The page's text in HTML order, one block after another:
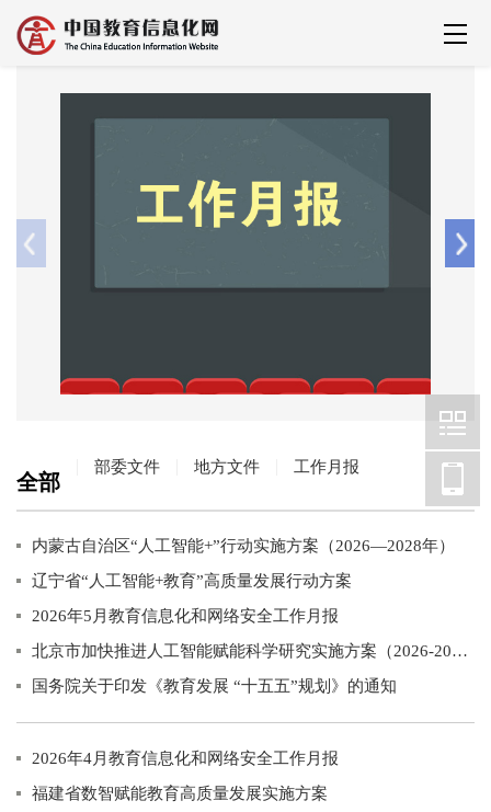
全部
部委文件 地方文件 工作月报
内蒙古自治区“人工智能+”行动实施方案（2026—2028年）
辽宁省“人工智能+教育”高质量发展行动方案
2026年5月教育信息化和网络安全工作月报
北京市加快推进人工智能赋能科学研究实施方案（2026-2028年）
国务院关于印发《教育发展 “十五五”规划》的通知
2026年4月教育信息化和网络安全工作月报
福建省数智赋能教育高质量发展实施方案